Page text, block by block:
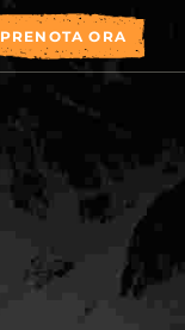
PRENOTA ORA